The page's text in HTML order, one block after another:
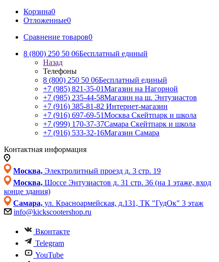
Корзина0
Отложенные0
Сравнение товаров0
8 (800) 250 50 06Бесплатный единый
Назад
Телефоны
8 (800) 250 50 06Бесплатный единый
+7 (985) 821-35-01Магазин на Нагорной
+7 (985) 235-44-58Магазин на ш. Энтузиастов
+7 (916) 385-81-82 Интернет-магазин
+7 (916) 697-69-51Москва Скейтпарк и школа
+7 (999) 170-37-37Самара Скейтпарк и школа
+7 (916) 533-32-16Магазин Самара
Контактная информация
Москва, Электролитный проезд д. 3 стр. 19
Москва, Шоссе Энтузиастов д. 31 стр. 36 (на 1 этаже, вход
конце здания)
Самара, ул. Красноармейская, д.131, ТК "ГудОк" 3 этаж
info@kickscootershop.ru
Вконтакте
Telegram
YouTube